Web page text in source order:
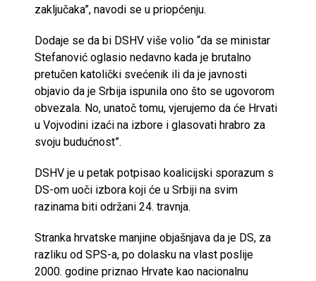
zaključaka”, navodi se u priopćenju.
Dodaje se da bi DSHV više volio “da se ministar
Stefanović oglasio nedavno kada je brutalno
pretučen katolički svećenik ili da je javnosti
objavio da je Srbija ispunila ono što se ugovorom
obvezala. No, unatoč tomu, vjerujemo da će Hrvati
u Vojvodini izaći na izbore i glasovati hrabro za
svoju budućnost”.
DSHV je u petak potpisao koalicijski sporazum s
DS-om uoči izbora koji će u Srbiji na svim
razinama biti održani 24. travnja.
Stranka hrvatske manjine objašnjava da je DS, za
razliku od SPS-a, po dolasku na vlast poslije
2000. godine priznao Hrvate kao nacionalnu